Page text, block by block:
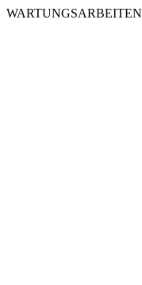
WARTUNGSARBEITEN